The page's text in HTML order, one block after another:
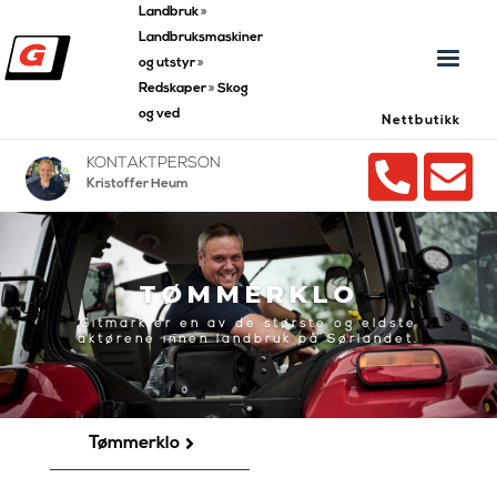
Landbruk»
Landbruksmaskiner
og utstyr»
Redskaper»Skog
og ved
Nettbutikk
KONTAKTPERSON
Kristoffer Heum  
TØMMERKLO
Gitmark er en av de største og eldste
aktørene innen landbruk på Sørlandet.

Tømmerklo